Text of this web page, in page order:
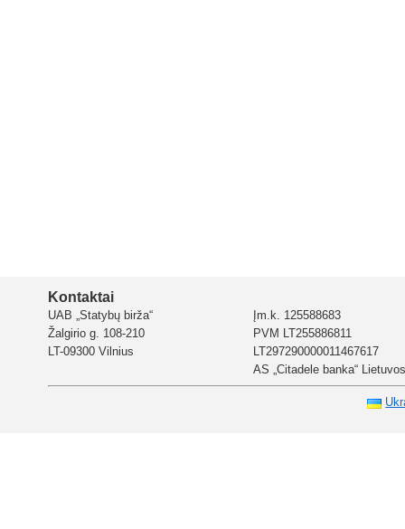
Kontaktai
UAB „Statybų birža“
Žalgirio g. 108-210
LT-09300 Vilnius
Įm.k. 125588683
PVM LT255886811
LT297290000011467617
AS „Citadele banka“